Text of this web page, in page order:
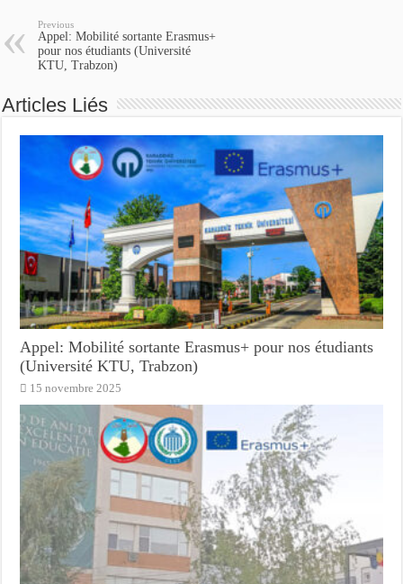
Previous
Appel: Mobilité sortante Erasmus+
pour nos étudiants (Université
KTU, Trabzon)
Articles Liés
Appel: Mobilité sortante Erasmus+ pour nos étudiants
(Université KTU, Trabzon)
15 novembre 2025